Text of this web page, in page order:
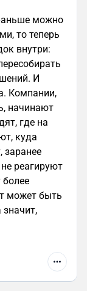
можно
то теперь
внутри:
И
Компании,
начинают
где на
куда
заранее
реагируют
более
может быть